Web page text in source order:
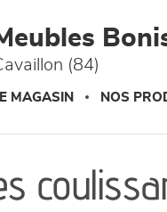
(84)
MAGASIN NOS